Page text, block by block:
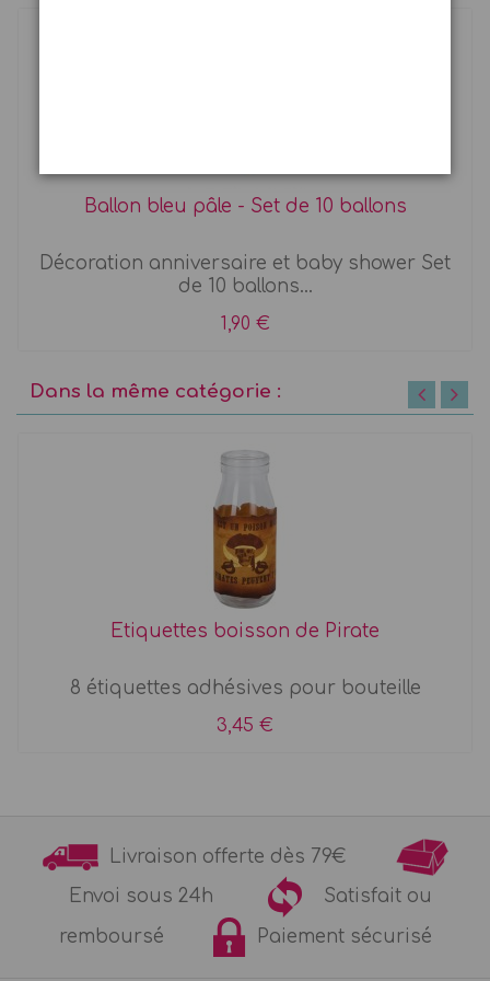
Ballon bleu pâle - Set de 10 ballons
Décoration anniversaire et baby shower Set
de 10 ballons...
1,90 €
Dans la même catégorie :
Etiquettes boisson de Pirate
8 étiquettes adhésives pour bouteille
3,45 €
Livraison offerte dès 79€
Envoi sous 24h
Satisfait ou
remboursé
Paiement sécurisé